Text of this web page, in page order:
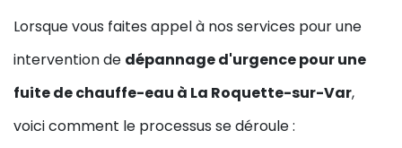
Lorsque vous faites appel à nos services pour une
intervention de dépannage d'urgence pour une
fuite de chauffe-eau à La Roquette-sur-Var,
voici comment le processus se déroule :